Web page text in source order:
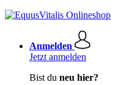
Anmelden
Jetzt anmelden
Bist du neu hier?